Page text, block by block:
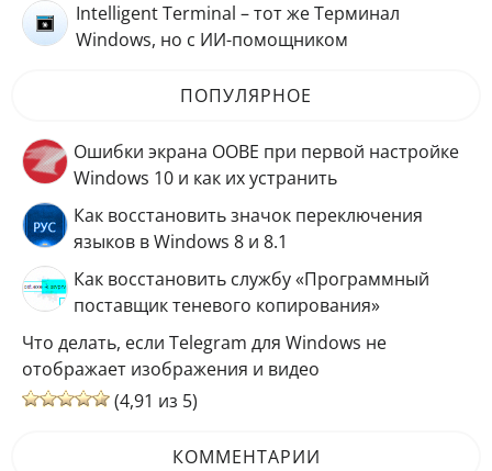
Intelligent Terminal – тот же Терминал
Windows, но с ИИ-помощником
ПОПУЛЯРНОЕ
Ошибки экрана OOBE при первой настройке
Windows 10 и как их устранить
Как восстановить значок переключения
языков в Windows 8 и 8.1
Как восстановить службу «Программный
поставщик теневого копирования»
Что делать, если Telegram для Windows не
отображает изображения и видео
(4,91 из 5)
КОММЕНТАРИИ